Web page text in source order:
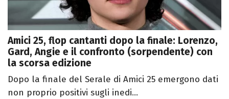
Amici 25, flop cantanti dopo la finale: Lorenzo,
Gard, Angie e il confronto (sorpendente) con
la scorsa edizione
Dopo la finale del Serale di Amici 25 emergono dati
non proprio positivi sugli inedi...